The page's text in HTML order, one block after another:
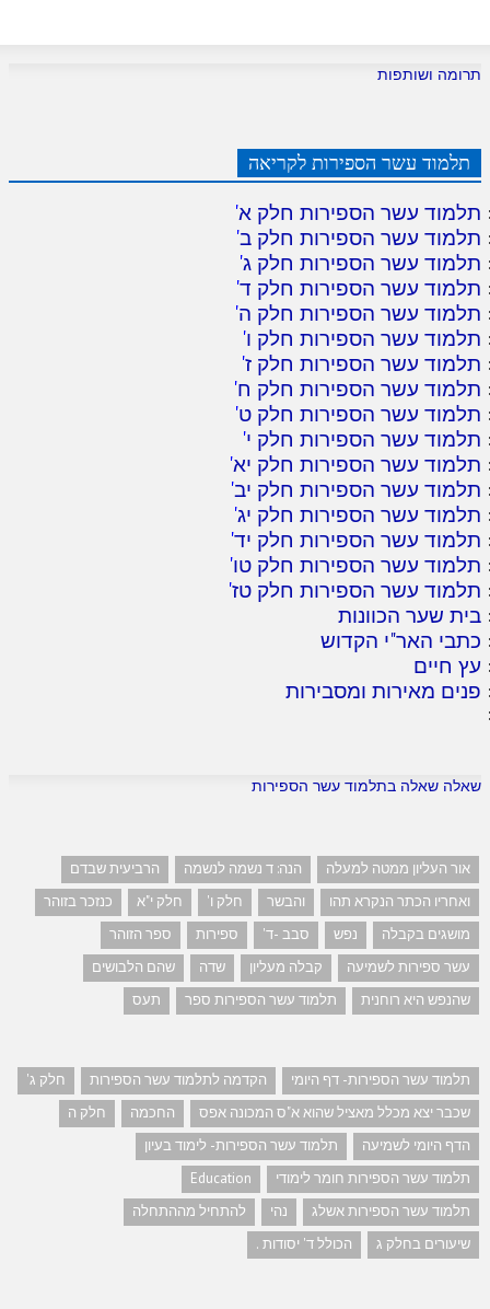
תרומה ושותפות
תלמוד עשר הספירות לקריאה
תלמוד עשר הספירות חלק א'
תלמוד עשר הספירות חלק ב'
תלמוד עשר הספירות חלק ג'
תלמוד עשר הספירות חלק ד'
תלמוד עשר הספירות חלק ה'
תלמוד עשר הספירות חלק ו'
תלמוד עשר הספירות חלק ז'
תלמוד עשר הספירות חלק ח'
תלמוד עשר הספירות חלק ט'
תלמוד עשר הספירות חלק י'
תלמוד עשר הספירות חלק יא'
תלמוד עשר הספירות חלק יב'
תלמוד עשר הספירות חלק יג'
תלמוד עשר הספירות חלק יד'
תלמוד עשר הספירות חלק טו'
תלמוד עשר הספירות חלק טז'
בית שער הכוונות
כתבי האר"י הקדוש
עץ חיים
פנים מאירות ומסבירות
שאלה שאלה בתלמוד עשר הספירות
אור העליון ממטה למעלה הנה: ד נשמה לנשמה
הרביעית שבדם
ואחריו הכתר הנקרא תהו
והבשר חלק ו' חלק י"א
כנזכר בזוהר
מושגים בקבלה
נפש סבב -ד' ספירות
ספר הזוהר
עשר ספירות לשמיעה
קבלה מעליון שדה
שהם הלבושים
שהנפש היא רוחנית
תלמוד עשר הספירות ספר תעס
תלמוד עשר הספירות- דף היומי הקדמה לתלמוד עשר הספירות
חלק ג'
שכבר יצא מכלל מאציל שהוא א"ס המכונה אפס
החכמה
חלק ה
הדף היומי לשמיעה
תלמוד עשר הספירות- לימוד בעיון
תלמוד עשר הספירות חומר לימודי
Education
תלמוד עשר הספירות אשלג
נהי
להתחיל מההתחלה
שיעורים בחלק ג
הכולל ד' יסודות .